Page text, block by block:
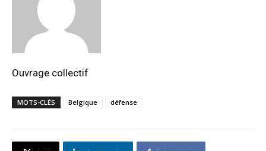
Ouvrage collectif
MOTS-CLÉS Belgique défense